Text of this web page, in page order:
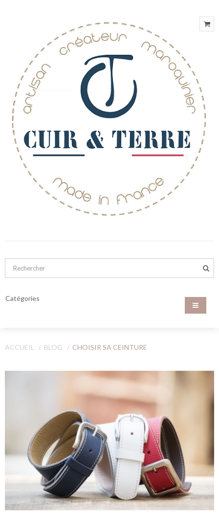
HOTLINE: 02 41 39 38 91
Catégories
ACCUEIL BLOG CHOISIR SA CEINTURE